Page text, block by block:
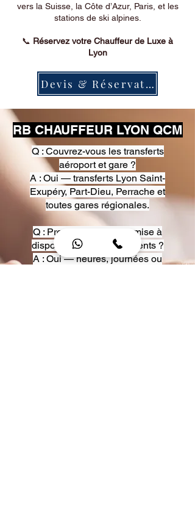
vers la Suisse, la Côte d’Azur, Paris, et les
stations de ski alpines.
📞 Réservez votre Chauffeur de Luxe à
Lyon
Devis & Réservation
RB CHAUFFEUR LYON QCM
Q : Couvrez-vous les transferts
aéroport et gare ?
A : Oui — transferts Lyon Saint-
Exupéry, Part-Dieu, Perrache et
toutes gares régionales.
Q : Proposez-vous une mise à
disposition pour événements ?
A : Oui — heures, journées ou